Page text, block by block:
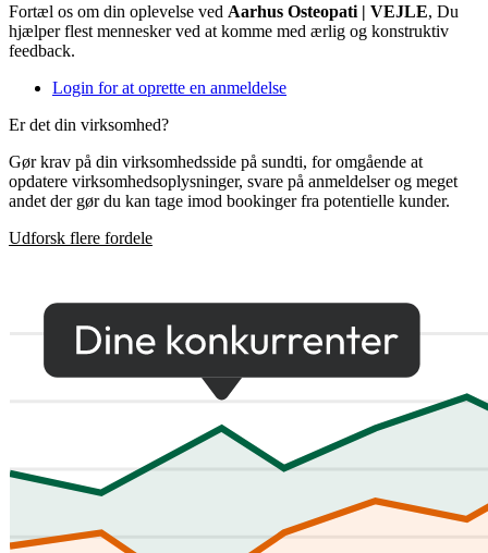
Fortæl os om din oplevelse ved Aarhus Osteopati | VEJLE, Du
hjælper flest mennesker ved at komme med ærlig og konstruktiv
feedback.
Login for at oprette en anmeldelse
Er det din virksomhed?
Gør krav på din virksomhedsside på sundti, for omgående at
opdatere virksomhedsoplysninger, svare på anmeldelser og meget
andet der gør du kan tage imod bookinger fra potentielle kunder.
Udforsk flere fordele